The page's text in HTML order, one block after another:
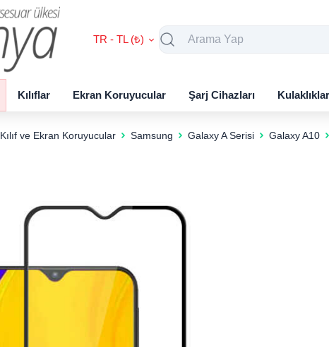
TR - TL (₺)
Kılıflar Ekran Koruyucular Şarj Cihazları Kulaklıklar
Kılıf ve Ekran Koruyucular Samsung Galaxy A Serisi Galaxy A10